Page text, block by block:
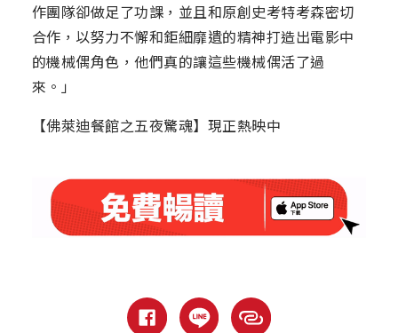
作團隊卻做足了功課，並且和原創史考特考森密切
合作，以努力不懈和鉅細靡遺的精神打造出電影中
的機械偶角色，他們真的讓這些機械偶活了過
來。」
【佛萊迪餐館之五夜驚魂】現正熱映中